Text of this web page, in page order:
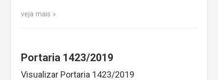
veja mais
Portaria 1423/2019
Visualizar Portaria 1423/2019